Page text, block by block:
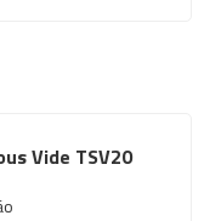
Vide TSV20